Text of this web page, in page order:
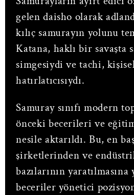
gelen daisho olarak
kılıç samurayın yolunu
Katana, haklı bir savaşta
simgesiydi ve tachi,
hatırlatıcısıydı.
Samuray sınıfı modern
önceki becerileri ve
nesile aktarıldı. Bu, en
şirketlerinden ve
bazılarının
beceriler yönetici